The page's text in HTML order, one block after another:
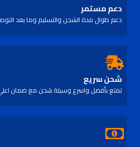
دعم مستمر
دعم طوال مدة الشحن والتسليم وما بعد
شحن سريع
تمتع بأفضل واسرع وسيلة شحن مع ضمان